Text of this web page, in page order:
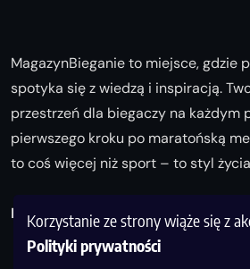
Korzystanie ze strony wiąże się z
Polityki prywatności
MagazynBieganie to miejsce, gdzie
spotyka się z wiedzą i inspiracją.
przestrzeń dla biegaczy na każdym
pierwszego kroku po maratońską
to coś więcej niż sport – to styl
Biegaj z nami i odkrywaj swoją